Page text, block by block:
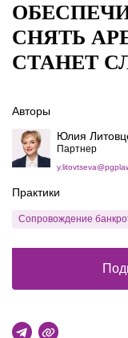
СНЯТЬ
СТАНЕТ
Авторы
Юлия
Партнер
Практики
Сопровождение